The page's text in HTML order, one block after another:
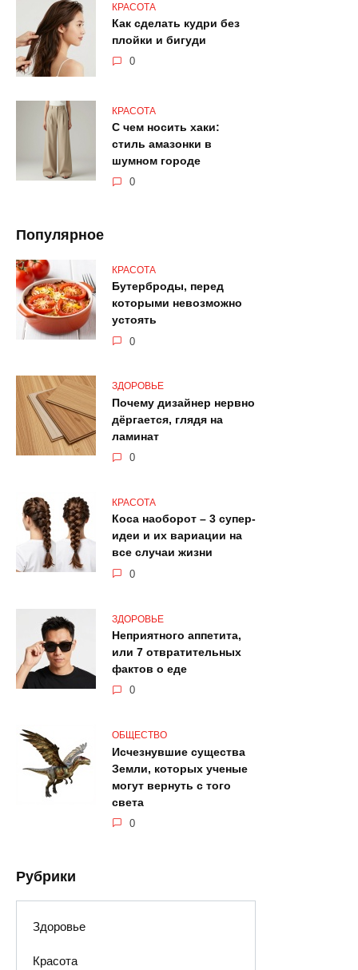
КРАСОТА
Как сделать кудри без
плойки и бигуди
0
КРАСОТА
С чем носить хаки:
стиль амазонки в
шумном городе
0
Популярное
КРАСОТА
Бутерброды, перед
которыми невозможно
устоять
0
ЗДОРОВЬЕ
Почему дизайнер нервно
дёргается, глядя на
ламинат
0
КРАСОТА
Коса наоборот – 3 супер-
идеи и их вариации на
все случаи жизни
0
ЗДОРОВЬЕ
Неприятного аппетита,
или 7 отвратительных
фактов о еде
0
ОБЩЕСТВО
Исчезнувшие существа
Земли, которых ученые
могут вернуть с того
света
0
Рубрики
Здоровье
Красота